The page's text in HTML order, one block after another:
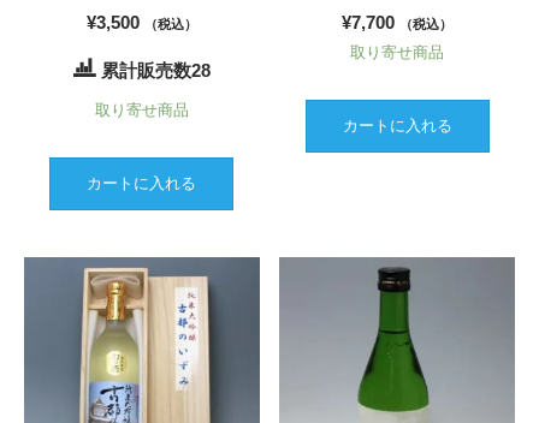
¥3,500 （税込）
累計販売数28
取り寄せ商品
カートに入れる
¥7,700 （税込）
取り寄せ商品
カートに入れる